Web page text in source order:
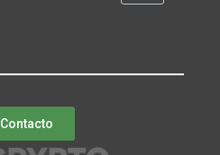
Contacto